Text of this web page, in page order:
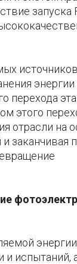
запуска
перехода
этого
отрасли на
и заканчивая
и испытаний,